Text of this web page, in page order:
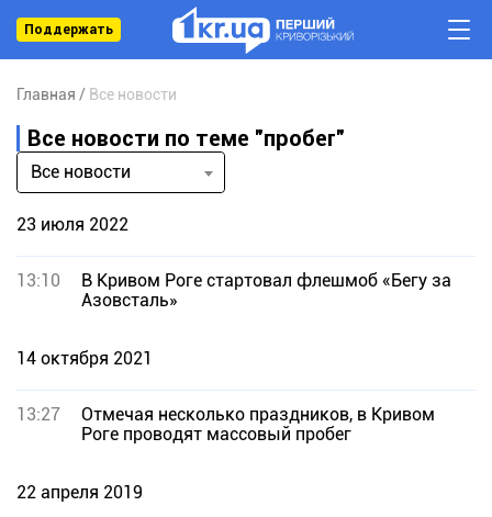
Поддержать
Главная Все новости
Все новости по теме "пробег"
Все новости
23 июля 2022
13:10
В Кривом Роге стартовал флешмоб «Бегу за
Азовсталь»
14 октября 2021
13:27
Отмечая несколько праздников, в Кривом
Роге проводят массовый пробег
22 апреля 2019